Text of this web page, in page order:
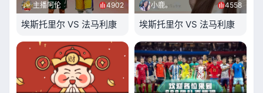
主播阿伦 4902
埃斯托里尔 VS 法马利康
小鹿。 4558
埃斯托里尔 VS 法马利康